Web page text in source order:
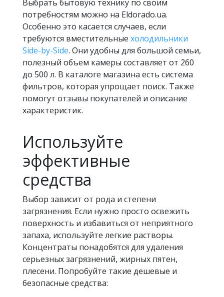
Выбрать бытовую технику по своим
потребностям можно на Eldorado.ua.
Особенно это касается случаев, если
требуются вместительные холодильники
Side-by-Side. Они удобны для большой семьи,
полезный объем камеры составляет от 260
до 500 л. В каталоге магазина есть система
фильтров, которая упрощает поиск. Также
помогут отзывы покупателей и описание
характеристик.
Используйте
эффективные
средства
Выбор зависит от рода и степени
загрязнения. Если нужно просто освежить
поверхность и избавиться от неприятного
запаха, используйте легкие растворы.
Концентраты понадобятся для удаления
серьезных загрязнений, жирных пятен,
плесени. Попробуйте такие дешевые и
безопасные средства: